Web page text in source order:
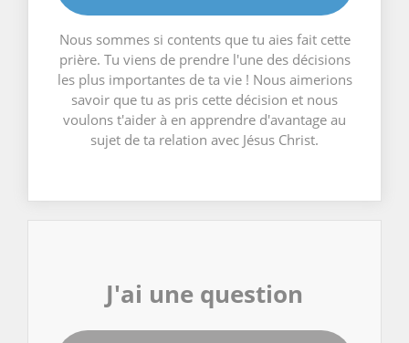
Nous sommes si contents que tu aies fait cette
prière. Tu viens de prendre l'une des décisions
les plus importantes de ta vie ! Nous aimerions
savoir que tu as pris cette décision et nous
voulons t'aider à en apprendre d'avantage au
sujet de ta relation avec Jésus Christ.
J'ai une question